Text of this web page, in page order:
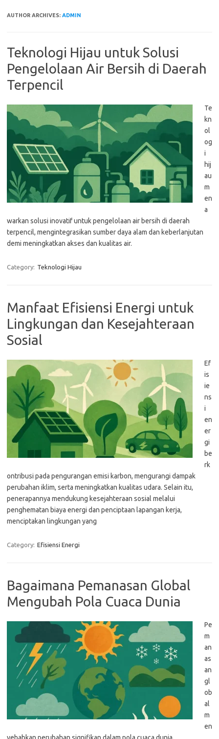
AUTHOR ARCHIVES: ADMIN
Teknologi Hijau untuk Solusi
Pengelolaan Air Bersih di Daerah
Terpencil
Te
kn
ol
og
i
hij
au
m
en
a
warkan solusi inovatif untuk pengelolaan air bersih di daerah
terpencil, mengintegrasikan sumber daya alam dan keberlanjutan
demi meningkatkan akses dan kualitas air.
Category: Teknologi Hijau
Manfaat Efisiensi Energi untuk
Lingkungan dan Kesejahteraan
Sosial
Ef
is
ie
ns
i
en
er
gi
be
rk
ontribusi pada pengurangan emisi karbon, mengurangi dampak
perubahan iklim, serta meningkatkan kualitas udara. Selain itu,
penerapannya mendukung kesejahteraan sosial melalui
penghematan biaya energi dan penciptaan lapangan kerja,
menciptakan lingkungan yang
Category: Efisiensi Energi
Bagaimana Pemanasan Global
Mengubah Pola Cuaca Dunia
Pe
m
an
as
an
gl
ob
al
m
en